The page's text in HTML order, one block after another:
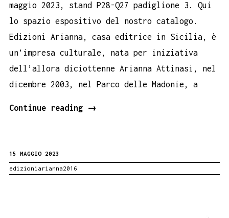
maggio 2023, stand P28-Q27 padiglione 3. Qui
lo spazio espositivo del nostro catalogo.
Edizioni Arianna, casa editrice in Sicilia, è
un’impresa culturale, nata per iniziativa
dell’allora diciottenne Arianna Attinasi, nel
dicembre 2003, nel Parco delle Madonie, a
Continue reading
Salone
→
15 MAGGIO 2023
edizioniarianna2016